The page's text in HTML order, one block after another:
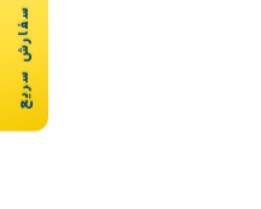
سفارش سریع